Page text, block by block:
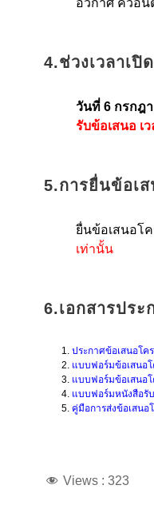
อวกาศ ควอน
4.ช่วงเวลาเปิ
วันที่ 6 กรกฎ
รับข้อเสนอ เ
5.การยื่นข้อเส
ยื่นข้อเสนอโ
เท่านั้น
6.เอกสารประ
ประกาศข้อเสนอโค
แบบฟอร์มข้อเสนอโ
แบบฟอร์มข้อเสนอโ
แบบฟอร์มหนังสือรับ
คู่มือการส่งข้อเสนอ
Views : 323